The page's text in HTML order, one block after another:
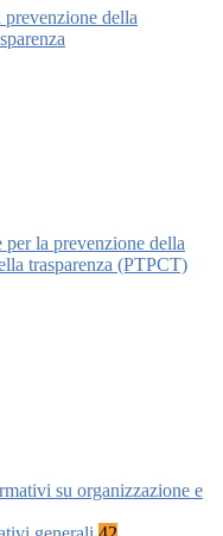
della
per la prevenzione della
trasparenza (PTPCT)
su organizzazione e